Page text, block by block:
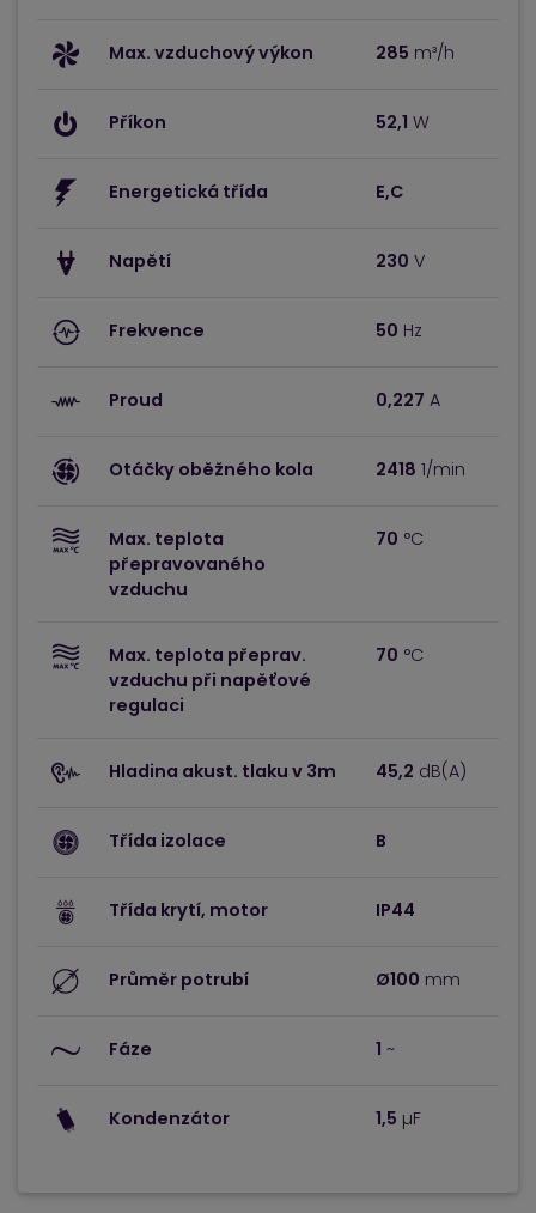
Max. vzduchový výkon 285 m³/h
Příkon 52,1 W
Energetická třída E,C
Napětí 230 V
Frekvence 50 Hz
Proud 0,227 A
Otáčky oběžného kola 2418 1/min
Max. teplota
přepravovaného
vzduchu
70 °C
Max. teplota přeprav.
vzduchu při napěťové
regulaci
70 °C
Hladina akust. tlaku v 3m 45,2 dB(A)
Třída izolace B
Třída krytí, motor IP44
Průměr potrubí Ø100 mm
Fáze 1 ~
Kondenzátor 1,5 µF